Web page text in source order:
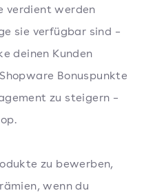
verdient werden
sie verfügbar sind –
deinen Kunden
Bonuspunkte
zu steigern –
zu bewerben,
wenn du